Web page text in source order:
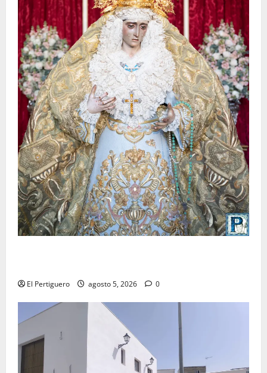
El Pertiguero agosto 5, 2026 0